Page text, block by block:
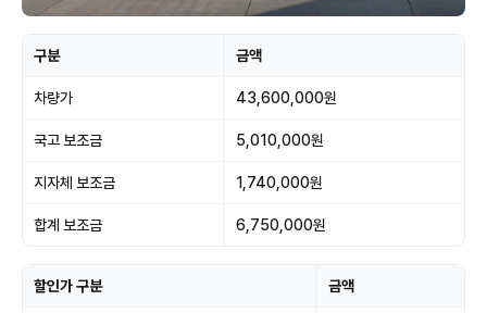
구분 금액
차량가 43,600,000원
국고 보조금 5,010,000원
지자체 보조금 1,740,000원
합계 보조금 6,750,000원
할인가 구분 금액